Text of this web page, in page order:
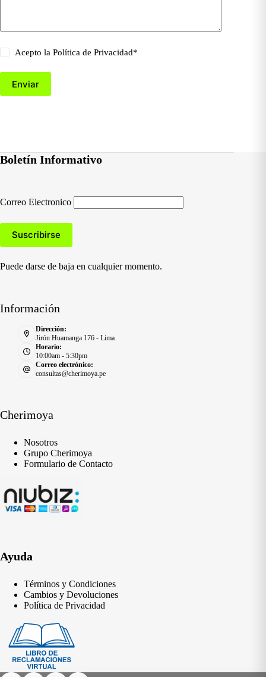
Acepto laPolítica de Privacidad*
Enviar
Boletín Informativo
Correo Electronico
Puede darse de baja en cualquier momento.
Información
Dirección:
Jirón Huamanga 176 - Lima
Horario:
10:00am - 5:30pm
Correo electrónico:
consultas@cherimoya.pe
Cherimoya
Nosotros
Grupo Cherimoya
Formulario de Contacto
Ayuda
Términos y Condiciones
Cambios y Devoluciones
Política de Privacidad